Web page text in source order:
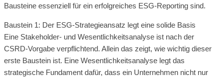
Bausteine essenziell für ein erfolgreiches ESG-Reporting sind.
Baustein 1: Der ESG-Strategieansatz legt eine solide Basis
Eine Stakeholder- und Wesentlichkeitsanalyse ist nach der
CSRD-Vorgabe verpflichtend. Allein das zeigt, wie wichtig dieser
erste Baustein ist. Eine Wesentlichkeitsanalyse legt das
strategische Fundament dafür, dass ein Unternehmen nicht nur